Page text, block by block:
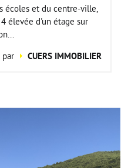
écoles et du centre-ville,
élevée d'un étage sur
par
CUERS IMMOBILIER